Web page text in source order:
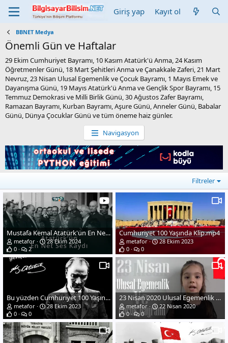
Giriş yap Kayıt ol
BBNET Medya
Önemli Gün ve Haftalar
29 Ekim Cumhuriyet Bayramı, 10 Kasım Atatürk'ü Anma, 24 Kasım
Öğretmenler Günü, 18 Mart Şehitleri Anma ve Çanakkale Zaferi, 21 Mart
Nevruz, 23 Nisan Ulusal Egemenlik ve Çocuk Bayramı, 1 Mayıs Emek ve
Dayanışma Günü, 19 Mayıs Atatürk'ü Anma ve Gençlik Spor Bayramı, 15
Temmuz Demokrasi ve Milli Birlik Günü, 30 Ağustos Zafer Bayramı,
Ramazan Bayramı, Kurban Bayramı, Aşure Günü, Anneler Günü, Babalar
Günü, Dünya Çocuklar Günü ve tüm öneme haiz günler.
Navigasyon
Filtreler
Mustafa Kemal Atatürk'ün En Net Ses Kaydı
metafor
28 Ekim 2024
0
2
Cumhuriyet 100 Yaşında Klip.mp4
metafor
28 Ekim 2023
0
0
Bu yüzden Cumhuriyet 100 Yaşında!
metafor
28 Ekim 2023
0
0
23 Nisan 2020 Ulusal Egemenlik ve Çocuk Bayramı
metafor
22 Nisan 2020
0
0